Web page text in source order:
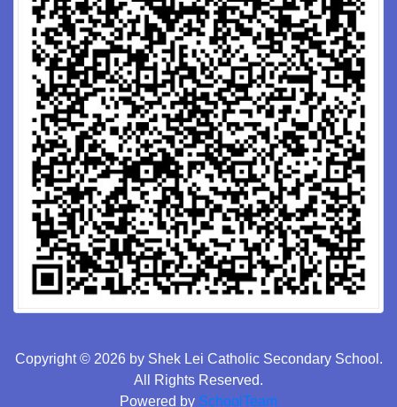
Copyright © 2026 by Shek Lei Catholic Secondary School.
All Rights Reserved.
Powered by SchoolTeam